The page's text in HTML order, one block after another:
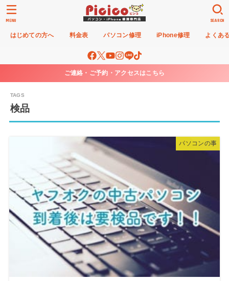
はじめての方へ 料金表 パソコン修理 iPhone修理 よくあ
SEARCH
MENU
ご連絡・ご予約・アクセスはこちら
検品
パソコンの事